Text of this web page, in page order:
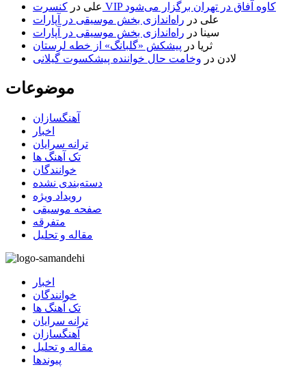
علی در
کنسرت VIP کاوه آفاق در تهران برگزار می‌شود
علی در راه‌اندازی بخش موسیقی در آپارات
سینا در راه‌اندازی بخش موسیقی در آپارات
ثریا در پیشکش «گلبانگ» از خطه لرستان
لادن در وخامت حال خواننده پیشکسوت گیلانی
موضوعات
آهنگسازان
اخبار
ترانه سرایان
تک آهنگ ها
خوانندگان
دسته‌بندی نشده
رویداد ویژه
صفحه موسیقی
متفرقه
مقاله و تحلیل
اخبار
خوانندگان
تک آهنگ ها
ترانه سرایان
آهنگسازان
مقاله و تحلیل
پیوندها